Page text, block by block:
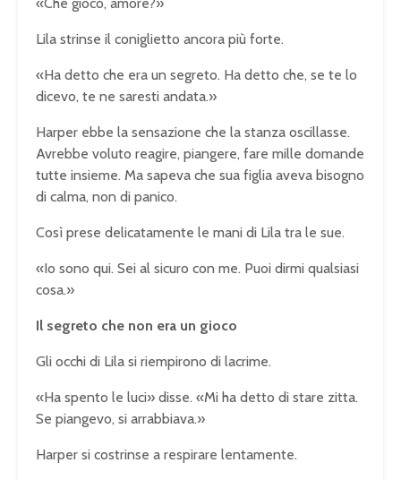
Lila strinse il coniglietto ancora più forte.
«Ha detto che era un segreto. Ha detto che, se te lo
dicevo, te ne saresti andata.»
Harper ebbe la sensazione che la stanza oscillasse.
Avrebbe voluto reagire, piangere, fare mille domande
tutte insieme. Ma sapeva che sua figlia aveva bisogno
di calma, non di panico.
Così prese delicatamente le mani di Lila tra le sue.
«Io sono qui. Sei al sicuro con me. Puoi dirmi qualsiasi
cosa.»
Il segreto che non era un gioco
Gli occhi di Lila si riempirono di lacrime.
«Ha spento le luci» disse. «Mi ha detto di stare zitta.
Se piangevo, si arrabbiava.»
Harper si costrinse a respirare lentamente.